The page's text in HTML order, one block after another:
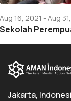
Aug 16, 2021 - Aug
Sekolah
Jakarta,